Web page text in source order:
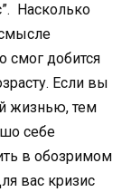
Насколько
смог добится
Если вы
жизнью, тем
себе
в обозримом
вас кризис